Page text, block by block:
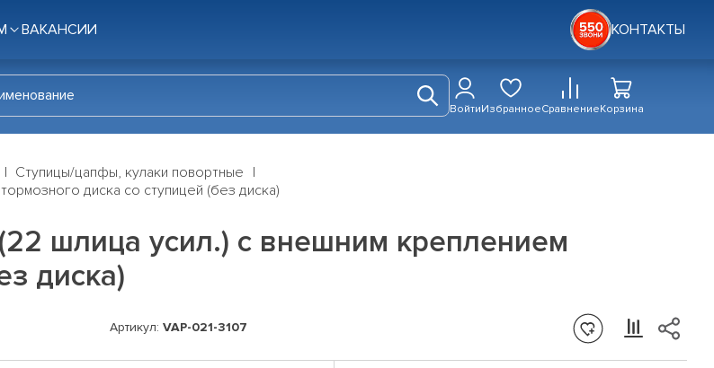
ВАКАНСИИ КОНТАКТЫ
ВойтиИзбранноеСравнениеКорзина
Ступицы/цапфы, кулаки повортные
диска со ступицей (без диска)
шлица усил.) с внешним креплением
диска)
Артикул: VAP-021-3107